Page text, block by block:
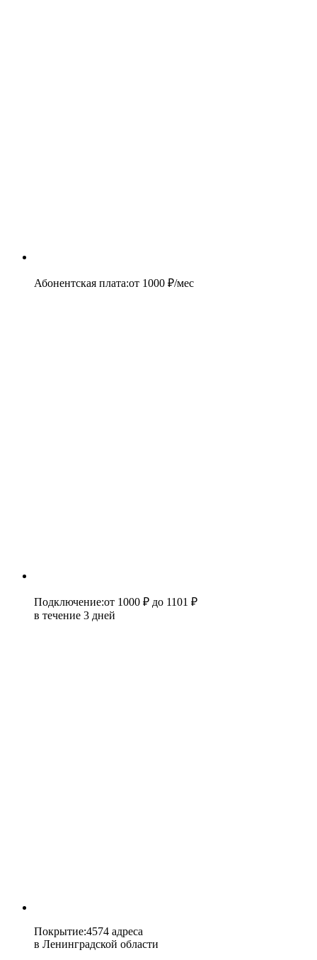
Абонентская плата:от 1000 ₽/мес
Подключение:от 1000 ₽ до 1101 ₽
в течение 3 дней
Покрытие:4574 адреса
в Ленинградской области